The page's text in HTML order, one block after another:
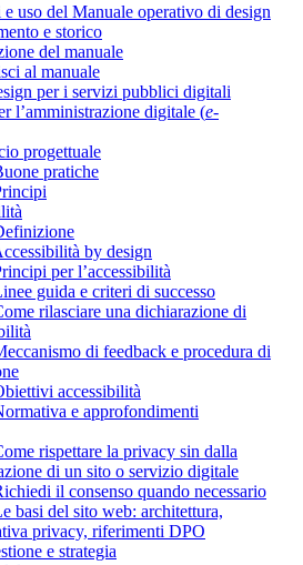
e uso del Manuale operativo di design
e storico
del manuale
al manuale
per i servizi pubblici digitali
l’amministrazione digitale (e-
progettuale
pratiche
by design
per l’accessibilità
guida e criteri di successo
rilasciare una dichiarazione di
di feedback e procedura di
accessibilità
e approfondimenti
rispettare la privacy sin dalla
di un sito o servizio digitale
il consenso quando necessario
basi del sito web: architettura,
privacy, riferimenti DPO
e strategia